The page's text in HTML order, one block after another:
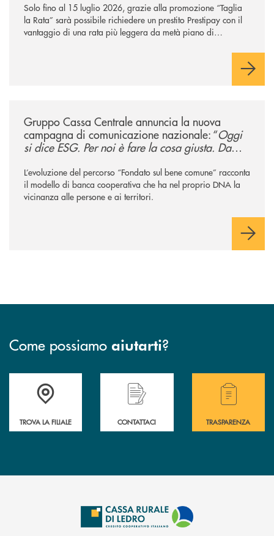
Solo fino al 15 luglio 2026, grazie alla promozione “Taglia
la Rata” sarà possibile richiedere un prestito Prestipay con il
vantaggio di una rata più leggera da metà piano di
Gruppo Cassa Centrale annuncia la nuova
campagna di comunicazione nazionale: “Oggi
si dice ESG. Per noi è fare la cosa giusta. Da
L’evoluzione del percorso “Fondato sul bene comune” racconta
il modello di banca cooperativa che ha nel proprio DNA la
vicinanza alle persone e ai territori.
Come possiamo aiutarti?
Accedi all' elenco completo delle filiali .
TROVA LA FILIALE
Hai bisogno di assistenza immediata?
CONTATTACI
Hai bisogno di
TRASPARENZA